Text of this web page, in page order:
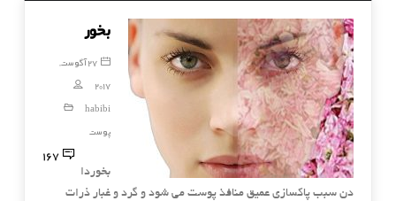
بخور
27 آگوست,
2017
habibi
پوست
167
بخوردا
دن سبب پاكسازی عمیق منافذ پوست می شود و گرد و غبار ذرات